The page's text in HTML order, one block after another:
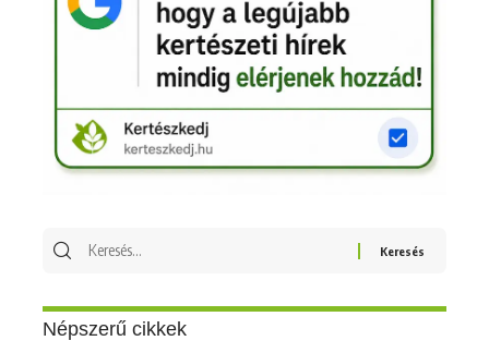
Keresés
Népszerű cikkek